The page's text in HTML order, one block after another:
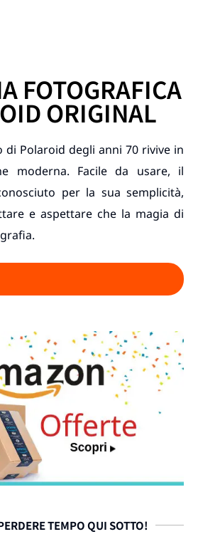
FOTOGRAFICA
ORIGINAL
Polaroid degli anni 70 rivive in
moderna. Facile da usare, il
per la sua semplicità,
e aspettare che la magia di
TEMPO QUI SOTTO!